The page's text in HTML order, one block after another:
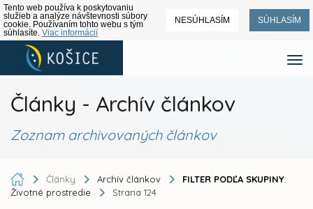
Tento web používa k poskytovaniu
služieb a analýze návštevnosti súbory
cookie. Používaním tohto webu s tým
súhlasíte. Viac informácií
NESÚHLASÍM SÚHLASÍM
Články - Archív článkov
Zoznam archivovaných článkov
Články Archív článkov FILTER PODĽA SKUPINY:
Životné prostredie
Strana 124